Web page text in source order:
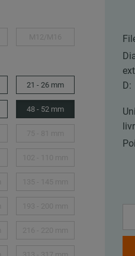
21 - 26 mm
48 - 52 mm
D: